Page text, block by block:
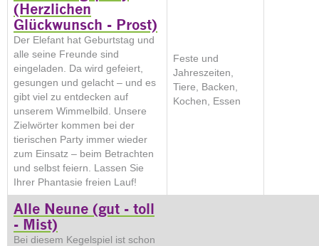
(Herzlichen
Glückwunsch - Prost)
Der Elefant hat Geburtstag und
alle seine Freunde sind
eingeladen. Da wird gefeiert,
gesungen und gelacht – und es
gibt viel zu entdecken auf
unserem Wimmelbild. Unsere
Zielwörter kommen bei der
tierischen Party immer wieder
zum Einsatz – beim Betrachten
und selbst feiern. Lassen Sie
Ihrer Phantasie freien Lauf!
Feste und
Jahreszeiten,
Tiere, Backen,
Kochen, Essen
Alle Neune (gut - toll
- Mist)
Bei diesem Kegelspiel ist schon